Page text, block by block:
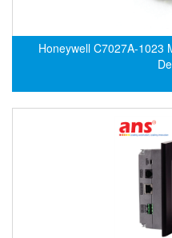
Ecom-EX
Edward
Honeywell C7027A-1023